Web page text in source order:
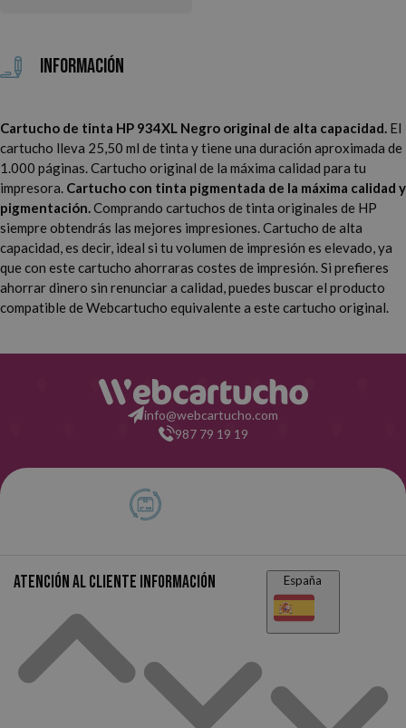
Información
Cartucho de tinta HP 934XL Negro original de alta capacidad. El
cartucho lleva 25,50 ml de tinta y tiene una duración aproximada de
1.000 páginas. Cartucho original de la máxima calidad para tu
impresora. Cartucho con tinta pigmentada de la máxima calidad y
pigmentación.Comprando cartuchos de tinta originales de HP
siempre obtendrás las mejores impresiones. Cartucho de alta
capacidad, es decir, ideal si tu volumen de impresión es elevado, ya
que con este cartucho ahorraras costes de impresión. Si prefieres
ahorrar dinero sin renunciar a calidad, puedes buscar el producto
compatible de Webcartucho equivalente a este cartucho original.
info@webcartucho.com
987 79 19 19
Atención al cliente Información España